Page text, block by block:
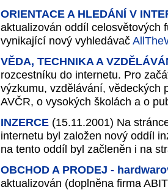
ORIENTACE A HLEDÁNÍ V
aktualizován oddíl celosvětových
vynikající nový vyhledávač
VĚDA, TECHNIKA A
rozcestníku do internetu. Pro
výzkumu, vzdělávání, vědeckých
AVČR, o vysokých školách a o
INZERCE (15.11.2001) Na
internetu byl založen nový oddíl
na tento oddíl byl začleněn i na
OBCHOD A PRODEJ -
aktualizován (doplněna firma